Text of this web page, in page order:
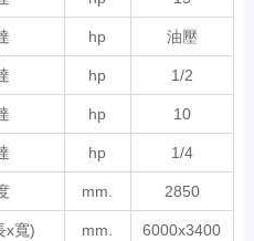
hp 油壓
hp 1/2
hp 10
hp 1/4
mm. 2850
x寬) mm. 6000x3400